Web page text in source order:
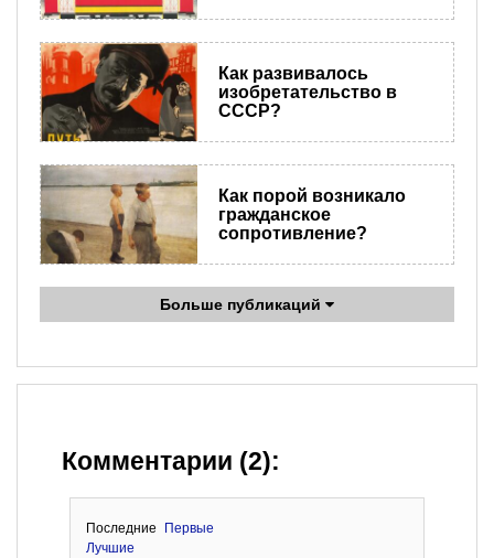
Как развивалось
изобретательство в
СССР?
Как порой возникало
гражданское
сопротивление?
Больше публикаций
Комментарии (2):
Последние
Первые
Лучшие